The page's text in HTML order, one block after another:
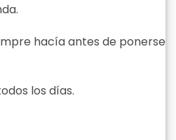
hacía antes de ponerse
los días.